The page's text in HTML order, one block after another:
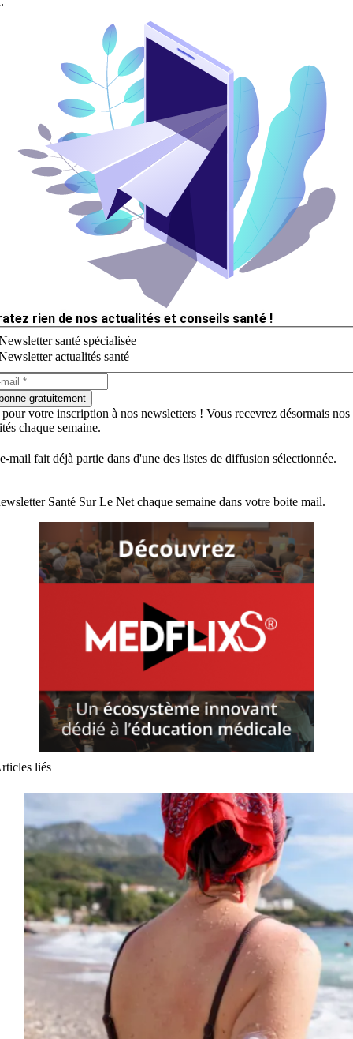
rien de nos actualités et conseils santé !
santé spécialisée
actualités santé
gratuitement
votre inscription à nos newsletters ! Vous recevrez désormais nos
chaque semaine.
mail fait déjà partie dans d'une des listes de diffusion sélectionnée.
Santé Sur Le Net chaque semaine dans votre boite mail.
liés